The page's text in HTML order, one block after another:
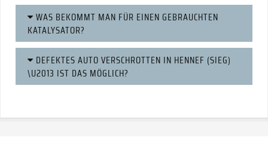
WAS BEKOMMT MAN FÜR EINEN GEBRAUCHTEN
KATALYSATOR?
DEFEKTES AUTO VERSCHROTTEN IN HENNEF (SIEG)
\U2013 IST DAS MÖGLICH?